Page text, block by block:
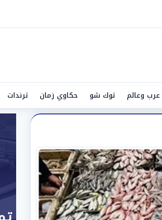
عرب وعالم توك شو حكاوي زمان ترندات